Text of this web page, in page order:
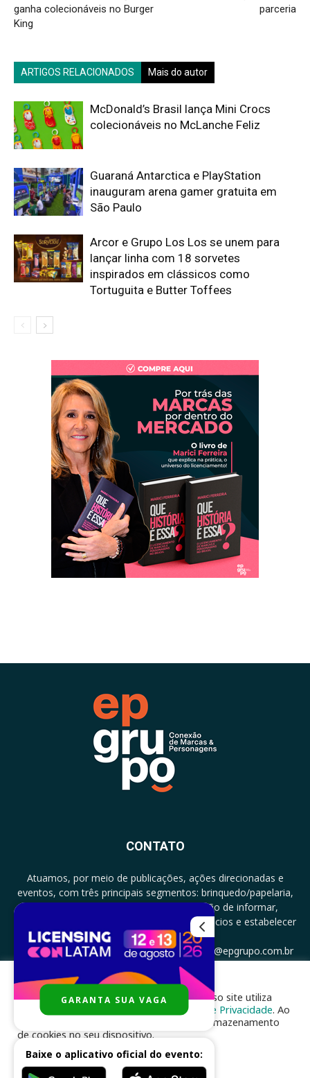
ganha colecionáveis no Burger
King
parceria
ARTIGOS RELACIONADOS Mais do autor
McDonald’s Brasil lança Mini Crocs
colecionáveis no McLanche Feliz
Guaraná Antarctica e PlayStation
inauguram arena gamer gratuita em
São Paulo
Arcor e Grupo Los Los se unem para
lançar linha com 18 sorvetes
inspirados em clássicos como
Tortuguita e Butter Toffees
CONTATO
Atuamos, por meio de publicações, ações direcionadas e
eventos, com três principais segmentos: brinquedo/papelaria,
licenciamento e zero a três com a missão de informar,
documentar, proporcionar encontro de negócios e estabelecer
parcerias.
CONTATO: +5511994513097 - atendimento@epgrupo.com.br
SIGA-NOS
Para melhor experiência e navegação, nosso site utiliza
cookies, de acordo com a nossa
Política de Privacidade. Ao
clicar em “aceito”, você concorda com o armazenamento
de cookies no seu dispositivo.
ACEITAR
GARANTA SUA VAGA
Baixe o aplicativo oficial do evento: